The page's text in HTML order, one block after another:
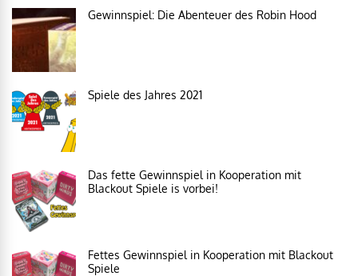
Gewinnspiel: Die Abenteuer des Robin Hood
Spiele des Jahres 2021
Das fette Gewinnspiel in Kooperation mit
Blackout Spiele is vorbei!
Fettes Gewinnspiel in Kooperation mit Blackout
Spiele